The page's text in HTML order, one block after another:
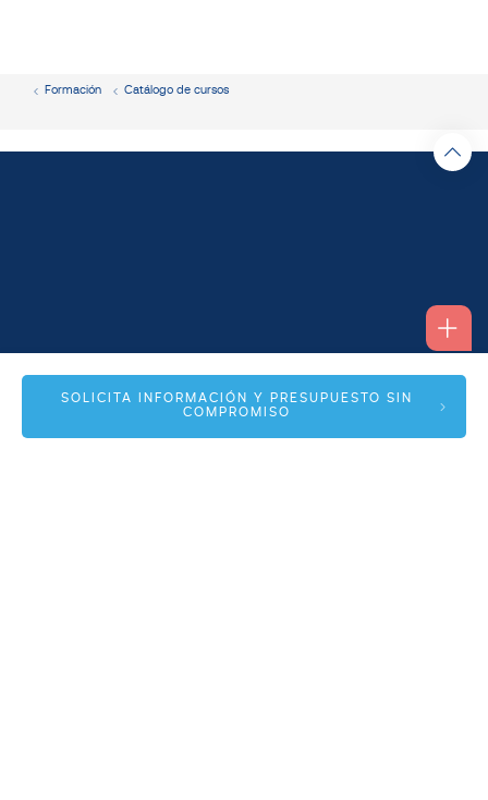
SOLICITA INFORMACIÓN Y PRESUPUESTO SIN
COMPROMISO
Formación Catálogo de cursos
Alfonso I, 17 Planta 1ª